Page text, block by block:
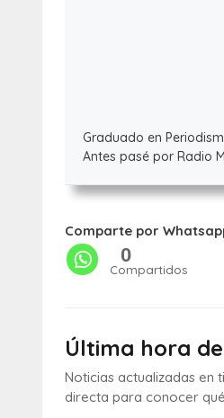
Graduado en
Antes pasé por Radio
Comparte por
0
Compartidos
Última hora
Noticias actualizadas en
directa para conocer